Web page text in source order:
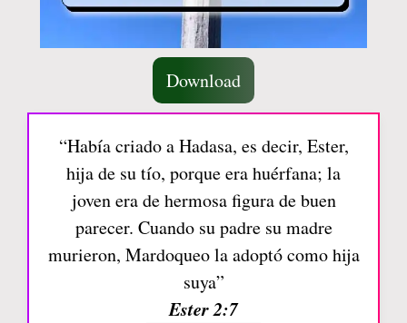
Download
“Había criado a Hadasa, es decir, Ester,
hija de su tío, porque era huérfana; la
joven era de hermosa figura de buen
parecer. Cuando su padre su madre
murieron, Mardoqueo la adoptó como hija
suya”
Ester 2:7